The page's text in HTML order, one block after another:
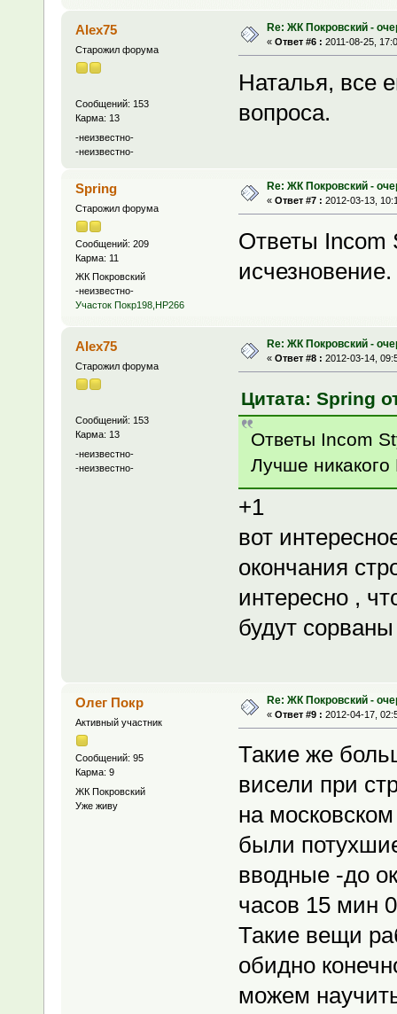
Alex75
Старожил форума
Сообщений: 153
Карма: 13
-неизвестно-
-неизвестно-
Re: ЖК Покровский -
« Ответ #6 : 2011-08-25,
Наталья, все
вопроса.
Spring
Старожил форума
Сообщений: 209
Карма: 11
ЖК Покровский
-неизвестно-
Участок Покр198,НР266
Re: ЖК Покровский -
« Ответ #7 : 2012-03-13,
Ответы Incom
Alex75
Старожил форума
Сообщений: 153
Карма: 13
-неизвестно-
-неизвестно-
Re: ЖК Покровский -
« Ответ #8 : 2012-03-14,
Цитата: Spring
Ответы Incom
Лучше никакого
+1
вот
окончания
интересно ,
будут сорваны
Олег Покр
Активный участник
Сообщений: 95
Карма: 9
ЖК Покровский
Уже живу
Re: ЖК Покровский -
« Ответ #9 : 2012-04-17,
Такие же
висели при
на
были
вводные -до
часов 15 мин
Такие вещи
обидно
можем